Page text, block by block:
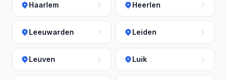
Haarlem Heerlen
Leeuwarden Leiden
Leuven Luik